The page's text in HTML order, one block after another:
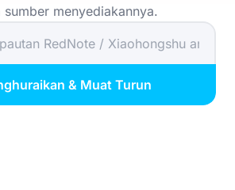
sumber menyediakannya.
& Muat Turun